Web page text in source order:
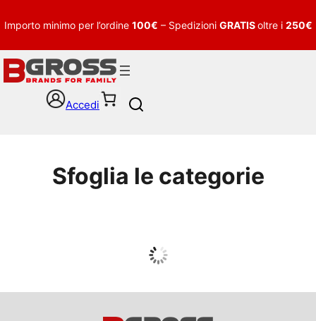
Importo minimo per l’ordine 100€ – Spedizioni GRATISoltre i 250€
Accedi
h
Sfoglia le categorie
Guarda tutto